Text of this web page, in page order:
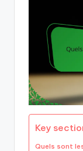
Key
Quels sont